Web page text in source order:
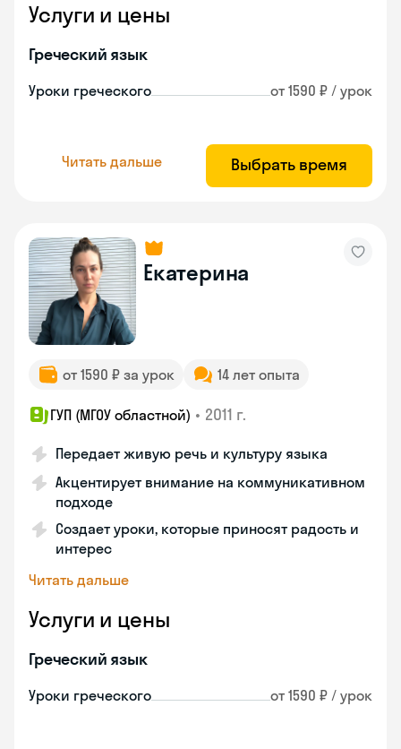
Услуги и цены
Греческий язык
Уроки греческого от 1590 ₽ / урок
Читать дальше Выбрать время
Екатерина
от 1590 ₽ за урок 14 лет опыта
ГУП (МГОУ областной) • 2011 г.
Передает живую речь и культуру языка
Акцентирует внимание на коммуникативном
подходе
Создает уроки, которые приносят радость и
интерес
Читать дальше
Услуги и цены
Греческий язык
Уроки греческого от 1590 ₽ / урок